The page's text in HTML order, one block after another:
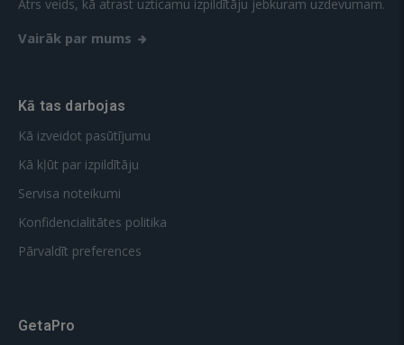
Ātrs veids, kā atrast uzticamu izpildītāju jebkuram uzdevumam.
Vairāk par mums
Kā tas darbojas
Kā izveidot pasūtījumu
Kā kļūt par izpildītāju
Servisa noteikumi
Konfidencialitātes politika
Pārvaldīt preferences
GetaPro